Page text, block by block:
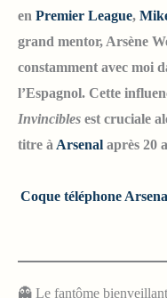
en Premier League,
grand mentor, Arsène
constamment avec moi
l’Espagnol. Cette
Invincibles est cruciale
titre àArsenal après 20
Coque téléphone
👻 Le fantôme